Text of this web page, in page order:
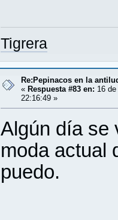
Tigrera
Re:Pepinacos en la
« Respuesta #83 en: 16
22:16:49 »
Algún día se
moda actual
puedo.